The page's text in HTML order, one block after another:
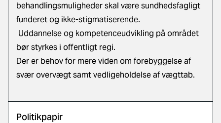
behandlingsmuligheder skal være sundhedsfagligt
funderet og ikke-stigmatiserende.
Uddannelse og kompetenceudvikling på området
bør styrkes i offentligt regi.
Der er behov for mere viden om forebyggelse af
svær overvægt samt vedligeholdelse af vægttab.
Politikpapir